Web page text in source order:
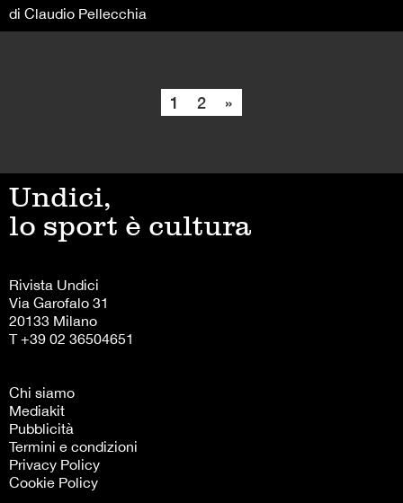
di Claudio Pellecchia
1 2 »
Undici,
lo sport è cultura
Rivista Undici
Via Garofalo 31
20133 Milano
T +39 02 36504651
Chi siamo
Mediakit
Pubblicità
Termini e condizioni
Privacy Policy
Cookie Policy